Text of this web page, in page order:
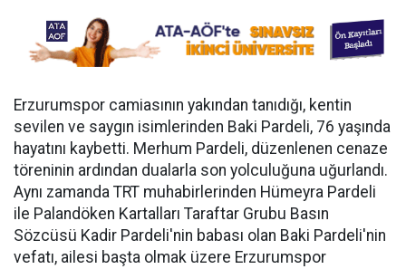
Erzurumspor camiasının yakından tanıdığı, kentin
sevilen ve saygın isimlerinden Baki Pardeli, 76 yaşında
hayatını kaybetti. Merhum Pardeli, düzenlenen cenaze
töreninin ardından dualarla son yolculuğuna uğurlandı.
Aynı zamanda TRT muhabirlerinden Hümeyra Pardeli
ile Palandöken Kartalları Taraftar Grubu Basın
Sözcüsü Kadir Pardeli'nin babası olan Baki Pardeli'nin
vefatı, ailesi başta olmak üzere Erzurumspor